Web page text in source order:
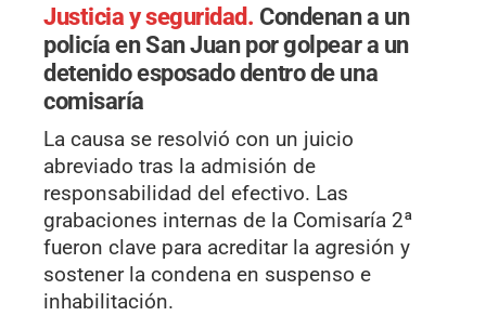
Justicia y seguridad. Condenan a un
policía en San Juan por golpear a un
detenido esposado dentro de una
comisaría
La causa se resolvió con un juicio
abreviado tras la admisión de
responsabilidad del efectivo. Las
grabaciones internas de la Comisaría 2ª
fueron clave para acreditar la agresión y
sostener la condena en suspenso e
inhabilitación.